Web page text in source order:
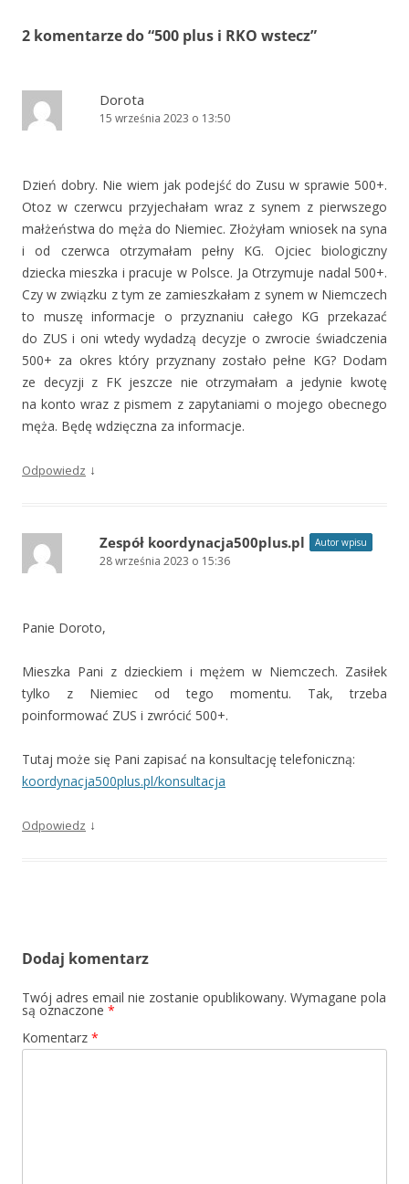
2 komentarze do “500 plus i RKO wstecz”
Dorota
15 września 2023 o 13:50
Dzień dobry. Nie wiem jak podejść do Zusu w sprawie 500+.
Otoz w czerwcu przyjechałam wraz z synem z pierwszego
małżeństwa do męża do Niemiec. Złożyłam wniosek na syna
i od czerwca otrzymałam pełny KG. Ojciec biologiczny
dziecka mieszka i pracuje w Polsce. Ja Otrzymuje nadal 500+.
Czy w związku z tym ze zamieszkałam z synem w Niemczech
to muszę informacje o przyznaniu całego KG przekazać
do ZUS i oni wtedy wydadzą decyzje o zwrocie świadczenia
500+ za okres który przyznany zostało pełne KG? Dodam
ze decyzji z FK jeszcze nie otrzymałam a jedynie kwotę
na konto wraz z pismem z zapytaniami o mojego obecnego
męża. Będę wdzięczna za informacje.
Odpowiedz ↓
Zespół koordynacja500plus.pl Autor wpisu
28 września 2023 o 15:36
Panie Doroto,
Mieszka Pani z dzieckiem i mężem w Niemczech. Zasiłek
tylko z Niemiec od tego momentu. Tak, trzeba
poinformować ZUS i zwrócić 500+.
Tutaj może się Pani zapisać na konsultację telefoniczną:
koordynacja500plus.pl/konsultacja
Odpowiedz ↓
Dodaj komentarz
Twój adres email nie zostanie opublikowany. Wymagane pola
są oznaczone *
Komentarz *